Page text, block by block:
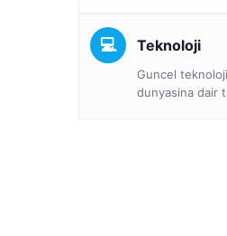
Teknoloji
Guncel
dunyasina dair